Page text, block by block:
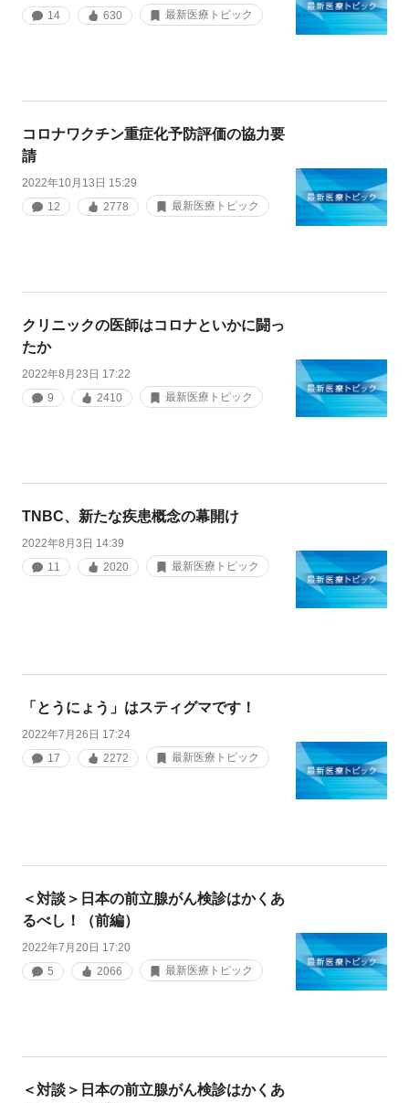
14
630 最新医療トピック
コロナワクチン重症化予防評価の協力要
請
2022年10月13日 15:29
12
2778 最新医療トピック
クリニックの医師はコロナといかに闘っ
たか
2022年8月23日 17:22
9
2410 最新医療トピック
TNBC、新たな疾患概念の幕開け
2022年8月3日 14:39
11
2020 最新医療トピック
「とうにょう」はスティグマです！
2022年7月26日 17:24
17
2272 最新医療トピック
＜対談＞日本の前立腺がん検診はかくあ
るべし！（前編）
2022年7月20日 17:20
5
2066 最新医療トピック
＜対談＞日本の前立腺がん検診はかくあ